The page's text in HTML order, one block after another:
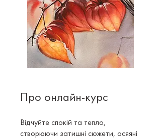
Про онлайн-курс
Відчуйте спокій та тепло,
створюючи затишні сюжети, осяяні